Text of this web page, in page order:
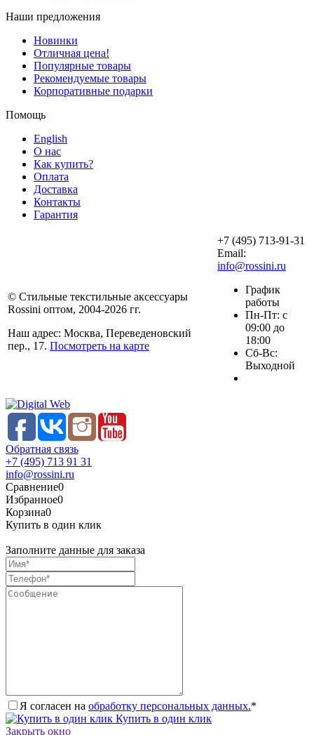
Наши предложения
Новинки
Отличная цена!
Популярные товары
Рекомендуемые товары
Корпоративные подарки
Помощь
English
О нас
Как купить?
Оплата
Доставка
Контакты
Гарантия
© Стильные текстильные аксессуары
Rossini оптом, 2004-2026 гг.
Наш адрес: Москва, Переведеновский
пер., 17. Посмотреть на карте
+7 (495) 713-91-31
Email:
info@rossini.ru
График
работы
Пн-Пт: с
09:00 до
18:00
Сб-Вс:
Выходной
Обратная связь
+7 (495) 713 91 31
info@rossini.ru
Сравнение0
Избранное0
Корзина0
Купить в один клик
Заполните данные для заказа
Я согласен на обработку персональных данных.*
Купить в один клик
Закрыть окно